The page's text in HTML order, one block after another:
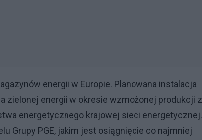
energii w Europie. Planowana instalacja
zielonej energii w okresie wzmożonej produkcji z
energetycznego krajowej sieci energetycznej.
Grupy PGE, jakim jest osiągnięcie co najmniej